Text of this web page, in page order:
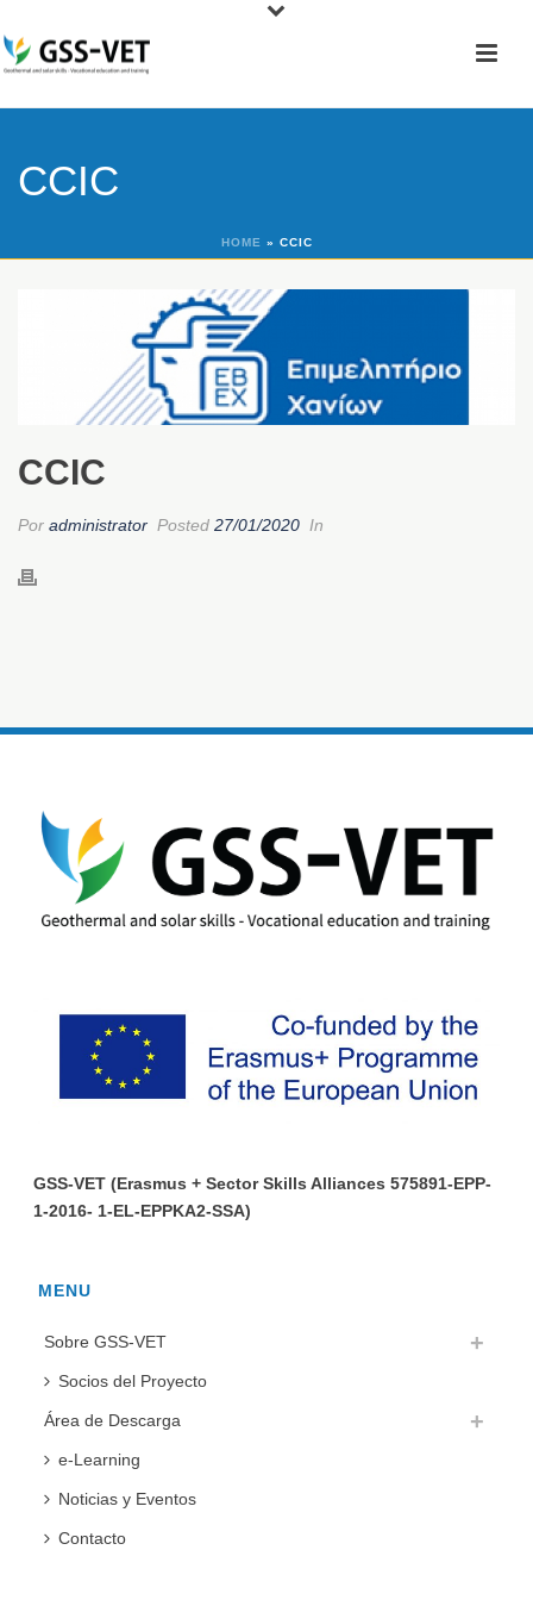
CCIC
HOME » CCIC
CCIC
Por administrator Posted 27/01/2020 In
GSS-VET (Erasmus + Sector Skills Alliances 575891-EPP-
1-2016- 1-EL-EPPKA2-SSA)
MENU
Sobre GSS-VET
Socios del Proyecto
Área de Descarga
e-Learning
Noticias y Eventos
Contacto